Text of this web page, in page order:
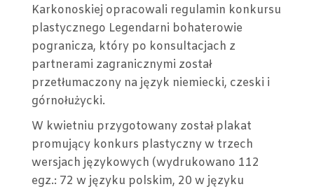
Karkonoskiej opracowali regulamin konkursu
plastycznego Legendarni bohaterowie
pogranicza, który po konsultacjach z
partnerami zagranicznymi został
przetłumaczony na język niemiecki, czeski i
górnołużycki.
W kwietniu przygotowany został plakat
promujący konkurs plastyczny w trzech
wersjach językowych (wydrukowano 112
egz.: 72 w języku polskim, 20 w języku